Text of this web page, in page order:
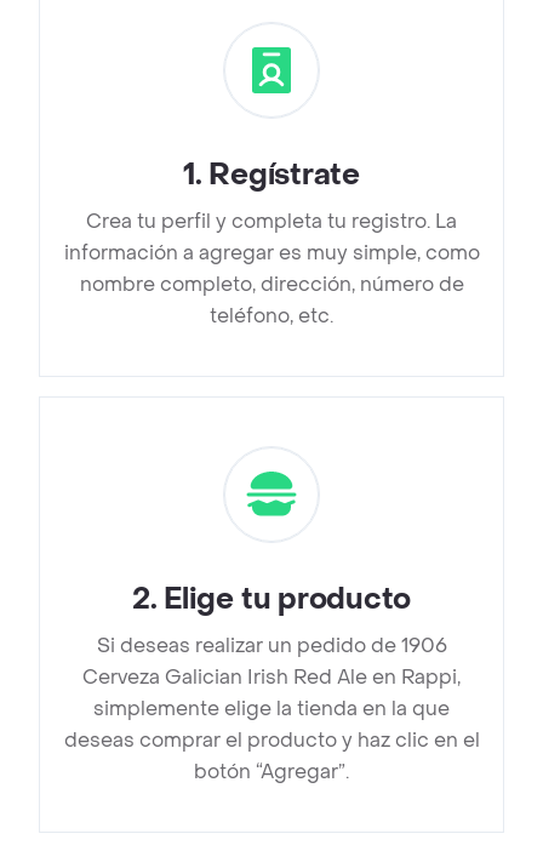
1. Regístrate
Crea tu perfil y completa tu registro. La
información a agregar es muy simple, como
nombre completo, dirección, número de
teléfono, etc.
2. Elige tu producto
Si deseas realizar un pedido de 1906
Cerveza Galician Irish Red Ale en Rappi,
simplemente elige la tienda en la que
deseas comprar el producto y haz clic en el
botón “Agregar”.